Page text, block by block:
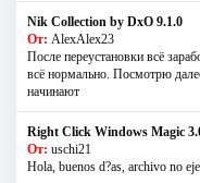
Nik Collection by DxO 9.1.0
От: AlexAlex23
После переустановки всё
всё нормально. Посмотрю
начинают
Right Click Windows Magic
От: uschi21
Hola, buenos d?as, archivo no